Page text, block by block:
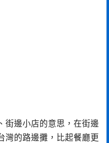
街邊小店的意思，在街邊
灣的路邊攤，比起餐廳更